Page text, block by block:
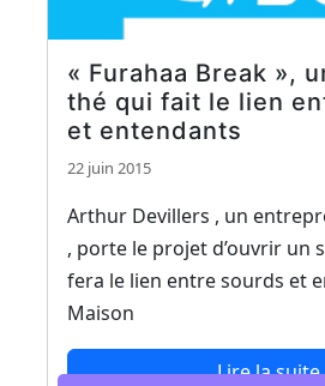
« Furahaa Break »,
thé qui fait le lien
et entendants
22 juin 2015
Arthur Devillers , un
, porte le projet d’ouvrir un
fera le lien entre sourds et
Maison
Lire la suite